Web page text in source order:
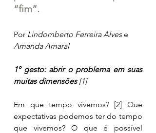
“fim”.
Por Lindomberto Ferreira Alves e
Amanda Amaral
1º gesto: abrir o problema em suas
muitas dimensões [1]
Em que tempo vivemos? [2] Que
expectativas podemos ter do tempo
que vivemos? O que é possível